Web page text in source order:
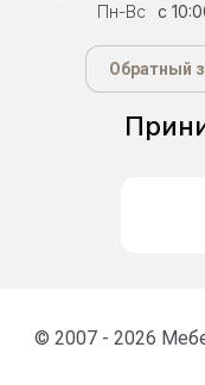
Пн-Вс с
Обратный
© 2007 - 2026